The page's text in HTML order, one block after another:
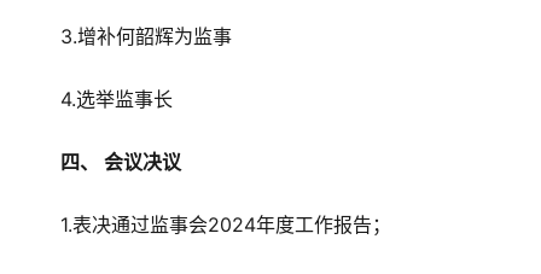
3.增补何韶辉为监事
4.选举监事长
四、 会议决议
1.表决通过监事会2024年度工作报告；